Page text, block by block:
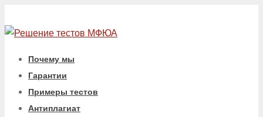
Почему мы
Гарантии
Примеры тестов
Антиплагиат